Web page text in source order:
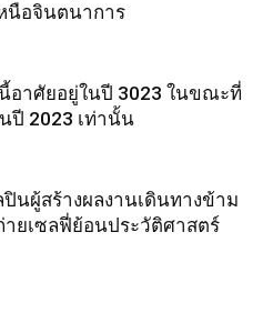
นือจินตนาการ
อาศัยอยู่ในปี 3023 ในขณะที่
นปี 2023 เท่านั้น
นผู้สร้างผลงานเดินทางข้าม
ายเซลฟี่ย้อนประวัติศาสตร์